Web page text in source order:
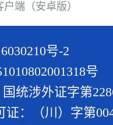
户端（安卓版）
号-2
号
统涉外证字第
：（川）字第